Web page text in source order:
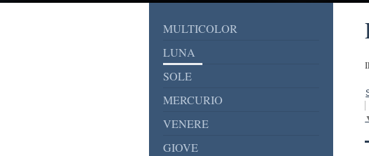
MULTICOLOR
LUNA
SOLE
MERCURIO
VENERE
GIOVE